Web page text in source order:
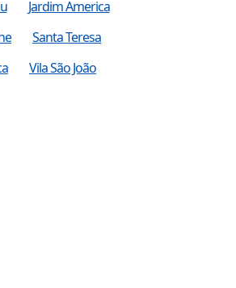
Jardim America
Santa Teresa
Vila São João